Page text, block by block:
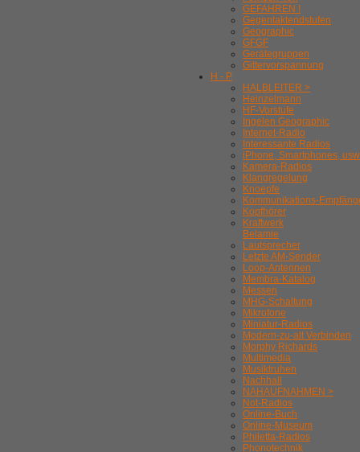
GEFAHREN !
Gegentaktendstufen
Geographic
GFGF
Gerätegruppen
Gittervorspannung
H - P
HALBLEITER >
Heinzelmann
HF-Vorstufe
Ingelen Geographic
Internet-Radio
Interessante Radios
iPhone, Smartphones,
Kamera-Radios
Klangregelung
Knoepfe
Kommunikations-
Kopfhörer
Kraftwerk
Belamie
Lautsprecher
Letzte AM-Sender
Loop-Antennen
Membra-Katalog
Messen
MHG-Schaltung
Mikrofone
Miniatur-Radios
Modern-zu-alt Verbinden
Morphy Richards
Multimedia
Musiktruhen
Nachhall
NAHAUFNAHMEN >
Not-Radios
Online-Buch
Online-Museum
Philetta-Radios
Phonotechnik